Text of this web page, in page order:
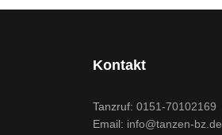
Kontakt
Tanzruf: 0151-70102169
Email: info@tanzen-bz.de